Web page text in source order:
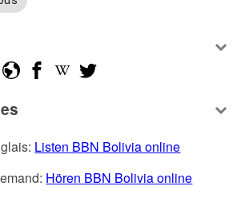
Listen BBN Bolivia online
Hören BBN Bolivia online